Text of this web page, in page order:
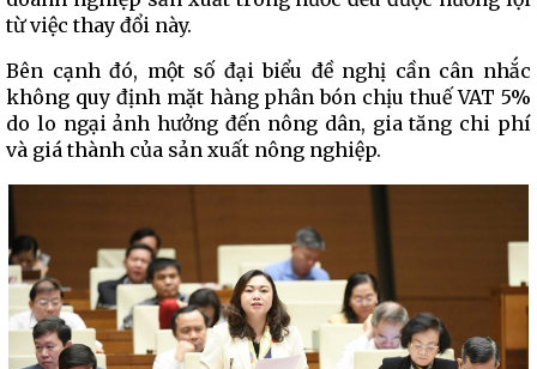
từ việc thay đổi này.
Bên cạnh đó, một số đại biểu đề nghị cần cân nhắc
không quy định mặt hàng phân bón chịu thuế VAT 5%
do lo ngại ảnh hưởng đến nông dân, gia tăng chi phí
và giá thành của sản xuất nông nghiệp.